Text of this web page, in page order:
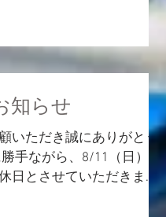
が591,500 円に。 とにかく
知らせ
いただき誠にありがとう
手ながら、8/11（日）～
日とさせていただきま
時～通常営業となりますの